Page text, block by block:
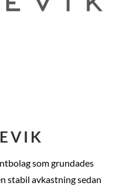
som grundades
stabil avkastning sedan